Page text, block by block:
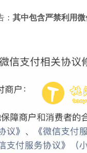
其中包含严禁利用